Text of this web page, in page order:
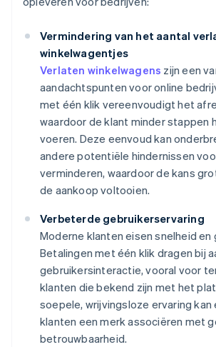
Vermindering van het aantal
winkelwagentjes
Verlaten winkelwagens zijn een
aandachtspunten voor online
met één klik vereenvoudigt het
waardoor de klant minder stappen
voeren. Deze eenvoud kan
andere potentiële hindernissen
verminderen, waardoor de kans
de aankoop voltooien.
Verbeterde gebruikerservaring
Moderne klanten eisen snelheid en
Betalingen met één klik dragen bij
gebruikersinteractie, vooral voor
klanten die bekend zijn met het
soepele, wrijvingsloze ervaring
klanten een merk associëren met
betrouwbaarheid.